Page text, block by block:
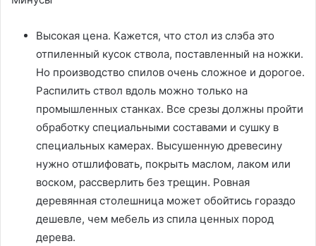
Высокая цена. Кажется, что стол из слэба это
отпиленный кусок ствола, поставленный на ножки.
Но производство спилов очень сложное и дорогое.
Распилить ствол вдоль можно только на
промышленных станках. Все срезы должны пройти
обработку специальными составами и сушку в
специальных камерах. Высушенную древесину
нужно отшлифовать, покрыть маслом, лаком или
воском, рассверлить без трещин. Ровная
деревянная столешница может обойтись гораздо
дешевле, чем мебель из спила ценных пород
дерева.